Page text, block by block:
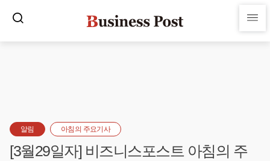
알림 아침의 주요기사
[3월29일자] 비즈니스포스트 아침의 주